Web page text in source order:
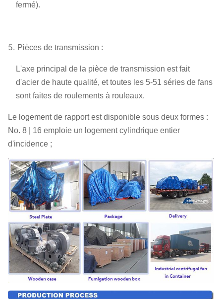
fermé).
5. Pièces de transmission :
L'axe principal de la pièce de transmission est fait
d'acier de haute qualité, et toutes les 5-51 séries de fans
sont faites de roulements à rouleaux.
Le logement de rapport est disponible sous deux formes :
No. 8 | 16 emploie un logement cylindrique entier
d'incidence ;